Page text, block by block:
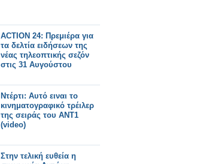
ACTION 24: Πρεμιέρα για
τα δελτία ειδήσεων της
νέας τηλεοπτικής σεζόν
στις 31 Αυγούστου
Ντέρτι: Αυτό ειναι το
κινηματογραφικό τρέιλερ
της σειράς του ΑΝΤ1
(video)
Στην τελική ευθεία η